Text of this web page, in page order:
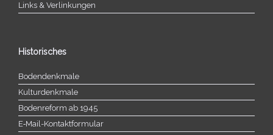
Links & Verlinkungen
Historisches
Bodendenkmale
Kulturdenkmale
Bodenreform ab 1945
E‑Mail-​​Kontaktformular